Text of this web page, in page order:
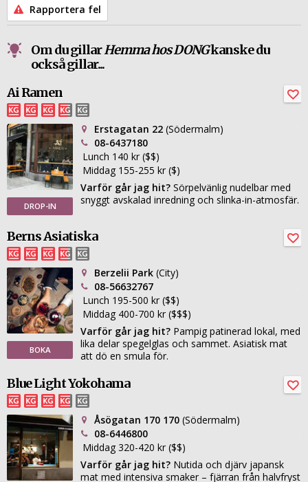
Rapportera fel
Om du gillarHemma hos DONGkanske du
också gillar...
Ai Ramen
DROP-IN
Erstagatan 22 (Södermalm)
08-6437180
Lunch 140 kr ($$)
Middag 155-255 kr ($)
Varför går jag hit? Sörpelvänlig nudelbar med
snyggt avskalad inredning och slinka-in-atmosfär.
Berns Asiatiska
BOKA
Berzelii Park (City)
08-56632767
Lunch 195-500 kr ($$)
Middag 400-700 kr ($$$)
Varför går jag hit? Pampig patinerad lokal, med
lika delar spegelglas och sammet. Asiatisk mat
att dö en smula för.
Blue Light Yokohama
Åsögatan 170 170 (Södermalm)
08-6446800
Middag 320-420 kr ($$)
Varför går jag hit? Nutida och djärv japansk
mat med intensiva smaker – fjärran från halvfryst